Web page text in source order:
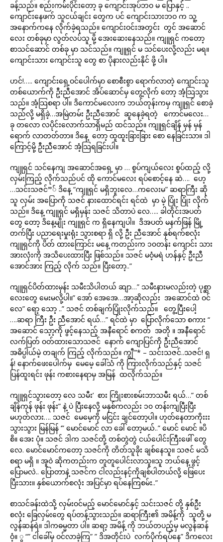
ခန့်သည်။ စည်းကမ်းပိုင်းတော့ ခု ကျောင်းအုပ်ဘဝ မ ပြောနှင့် ..
ကျောင်းနေဖက် သူငယ်ချင်း တွေက ပင် ကျောင်းသားဘဝ က သူ့
အနောက်ကနေ လိုက်ခဲ့ရသည်။ ကျောင်းဝင်းအတွင်း တွင် အဆောင်
လေး တစ်ခုမှာ လွတ်လပ်သူ မို့ အေးဆေးနေသည်။ ကျူရှင် ကတော့
စာသင်ဆောင် တစ်ခု မှာ သင်သည်။ ကျူရှင် မ သင်ပေးလို့လည်း မရ။
ကျောင်းသား ကျောင်းသူ တွေ စာ ပိုနားလည်းနိုင် ဖို့ ပါ။
ဟင်!….. ကျောင်းရှေ့ဝင်ပေါက်မှာ စောစီးစွာ ရောက်လာတဲ့ ကျောင်းသူ
တစ်ယောက်ကို ဦးညီအောင် အိပ်ဆောင်မှ တွေ့လိုက် တော့ အံ့သြသွား
သည်။ အံ့သြစရာ ပါ။ ဒိကောင်မလေးက ဘယ်တုန်းကမှ ကျူရှင် စောခဲ့
သည်လို့ မရှိခဲ့…အမြဲတမ်း ဦးညီအောင် ဆူနေခဲ့ရတဲ့ ကောင်မလေး…
ခု တလော လပိုင်းလောက်သာရှိမည် ထင်သည်။ ကျူရှင်ချိန် မှန် မှန်
ရောက် လာတတ်တာ။ ဒိနေ့ တော့ ထူထူးခြားခြား စော နေခြင်းသာ။ ဒါ
ကြောင့်မို့ ဦးညီအောင် အံ့သြရခြင်းပါ။
ကျူရှင် သင်နေကျ အဆောင်အရှေ့ မှာ … စွပ်ကျယ်လေး စွပ်ထည့် လို့
လှမ်းကြည့် လိုက်သည်ပင် ထို ကောင်မလေး ရပ်စောင့်နေ ဆဲ…. ဟေ့
…သင်းသဇင်”် ဒိနေ့ “ကျူရှင် မရှိဘူးလေ…ကလေးမ” ဆရာကြီး ဆို
သူ လှမ်း အပြောကို သဇင် နားထောင်ရင်း ရင်ထဲ မှာ မဲ့ ပြုံး ပြုံး လိုက်
သည်။ ဒိနေ့ ကျူရှင် မရှိမှန်း သဇင် သိတာပဲ လေ….. ခါတိုင်းအပတ်
တွေ တော့ ဒိနေ့မျိုး ကျူရှင် က ရှိနေကျပါ။ ဒိအပတ် မနက်ဖြန် မြို့
တက်ပြီး ပညာရေးမှုးရုံး သွားစရာ ရှိ လို့ ဦး ညီအောင် နှစ်ရက်စလုံး
ကျူရှင်ကို ပိတ် ထားကြောင်း မနေ့ ကတည်းက ၁၀တန်း ကျောင်း သား
အားလုံးကို အသိပေးထားပြီး ဖြစ်သည်။ သဇင် မဝံ့မရဲ ဟန်နှင့် ဦးညီ
အောင်အား ကြည့် လိုက် သည်။ ပြီးတော့..”
ကျူရှင်ပိတ်ထားမှန်း သမီးသိပါတယ် ဆျာ…” သမီးနားမလည်းတဲ့ ပုစ္ဆာ
လေးတွေ မေးမလို့ပါ။” အော် အေအေ…အာ့ဆိုလည်း အဆောင်ထဲ ဝင်
လေ” ရော့ သော့ ..” သဇင် တစ်ချက်ပြုံးလိုက်သည်။ တွေ့ပြီးပေါ့
….ဆရာ ကြီး ဦး ညီအောင် ရယ်…” ရင်ထဲ မှာ ပြောလိုက်သော စကား “
အဆောင် သေ့ာ့ကို ဖွင့်နေသည့် အနီရောင် စကတ် အတို ။ အနီရောင်
လက်ပြတ် ဝတ်ထားသောသဇင် နောက် ကျောပြင်ကို ဦးညီအောင်
အဓိပ္ပါယ်မဲ့ တချက် ကြည့် လိုက်သည်။ ကျွီ”’* – သင်းသဇင်..သဇင်! ရှ
န်! နောက်ဖေးပေါက်မှ မေမေ့ ခေါ်သံ ကို ကြားလိုက်သည်နှင့် သဇင်
ပြန်ထူးရင်း ဖုန်း ကစားနေရာမှ အမြန် ထလိုက်သည်။
ကျူရှင်သွားတော့ လေ သမီး’ စား ကြိုးစားစမ်းဘာသမီး ရယ်…” တစ်
ချိန်ကုန် ဖုန်း ဖုန်း” နဲ့ ပဲ ပြီးနေလို့ မနှစ်ကလည်း ၁၀ တန်းကျပြီးပြီး
မဟုတ်လား…. သဇင် မေမေ့ကို မငြင်း ချင်တော့ပါ။ ဟုတ်နေတာကိုးးး
သွားသွား မြန်မြန် ‘” မောင်မောင် လာ ခေါ် တော့မယ်..” မောင် မောင် ။ပိ
စိ။ အေး ပုံ။ သဇင် ဒါက သဇင်တို့ တစ်တွဲတွဲ ငယ်ပေါင်းကြီးဖေါ် တွေ
လေ. မောင်မောင်ကတော့ သဇင်ကို တိတ်သူခိုး ချစ်နေသူ။ သဇင် မသိ
စရာ မရှိ ။ အူဝဲ ဆိုကတည်းက တူတူပေါင်းလာသူ။သူ ဘယ်နေ့ ဖွင့်
ပြောမလဲ.. ပြောတာနဲ့ သဇင်က ငါလည်းနင့်ကိုချစ်ပါတယ်လို့ ဖြေပေး
ပြီးသား။ နှစ်ယောက်စလုံး အပြင်မှာ ရပ်နေကြစမ်း..”
စာသင်ခန်းထဲသို့ လှမ်းဝင်မည့် မောင်မောင်နှင့် သင်းသဇင် တို့ နှစ်ဦး
စလုံး ခြေလှမ်းတွေ ရပ်တန့်သွားသည်။ ဆရာကြီး၏ အမိန့်ကို သူတို့ မ
လွန်ဆန်ရဲ။ ဒါကဓမ္မတာ ပါ။ ဆရာ့ အမိန့် ကို ဘယ်တပည့်မှ မလွန်ဆန်
ဝံ့။ ွ “” ငါခေါ်မှ ဝင်လာခဲ့ကြ” ” ဒိအတိုင်းပဲ လက်ပိုက်ရပ်နေ” ဒိကလေး